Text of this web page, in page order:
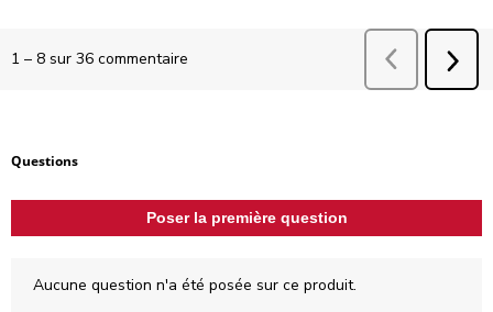
1 – 8 sur 36 commentaire Précédent
Aucune question n'a été posée sur ce produit.
Questions
Poser la première question
Aucune question n'a été posée sur ce produit.